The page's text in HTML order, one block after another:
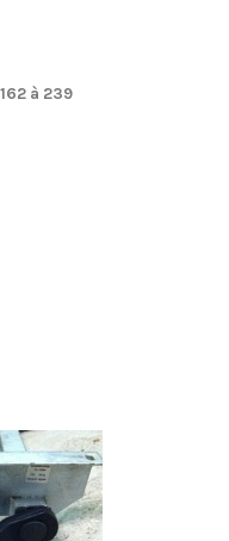
à 239